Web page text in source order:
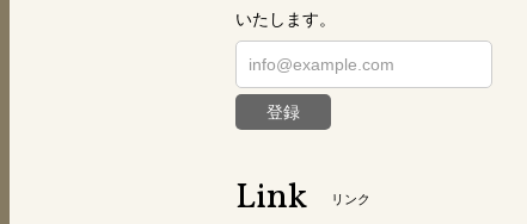
いたします。
登録
Link リンク